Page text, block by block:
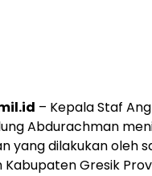
– Kepala Staf
Abdurachman
yang dilakukan oleh
Kabupaten Gresik